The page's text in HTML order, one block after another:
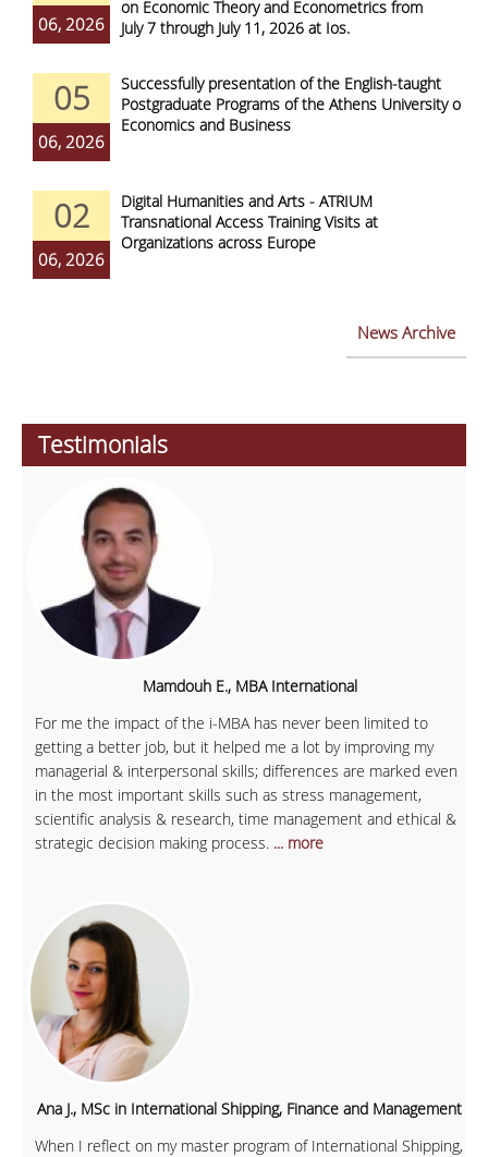
06, 2026
on Economic Theory and Econometrics from
July 7 through July 11, 2026 at Ios.
05
06, 2026
Successfully presentation of the English-taught
Postgraduate Programs of the Athens University of
Economics and Business
02
06, 2026
Digital Humanities and Arts - ATRIUM
Transnational Access Training Visits at
Organizations across Europe
News Archive
Testimonials
Mamdouh E., MBA International
For me the impact of the i-MBA has never been limited to
getting a better job, but it helped me a lot by improving my
managerial & interpersonal skills; differences are marked even
in the most important skills such as stress management,
scientific analysis & research, time management and ethical &
strategic decision making process. ... more
Ana J., MSc in International Shipping, Finance and Management
When I reflect on my master program of International Shipping,